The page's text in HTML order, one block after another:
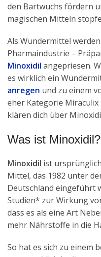
den Bartwuchs fördern
magischen Mitteln
Als Wundermittel
Pharmaindustrie –
Minoxidil angepriesen.
es wirklich ein
anregen und zu einem
eher Kategorie
klären dich über
Was ist Minoxidil?
Minoxidil ist
Mittel, das 1982 unter
Deutschland eingeführt
Studien* zur Wirkung
dass es als eine Art
mehr Nährstoffe in die
So hat es sich zu einem